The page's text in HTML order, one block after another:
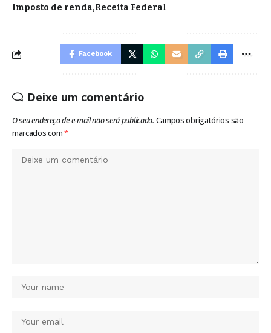
Imposto de renda Receita Federal
Facebook
Deixe um comentário
O seu endereço de e-mail não será publicado. Campos obrigatórios são
marcados com*